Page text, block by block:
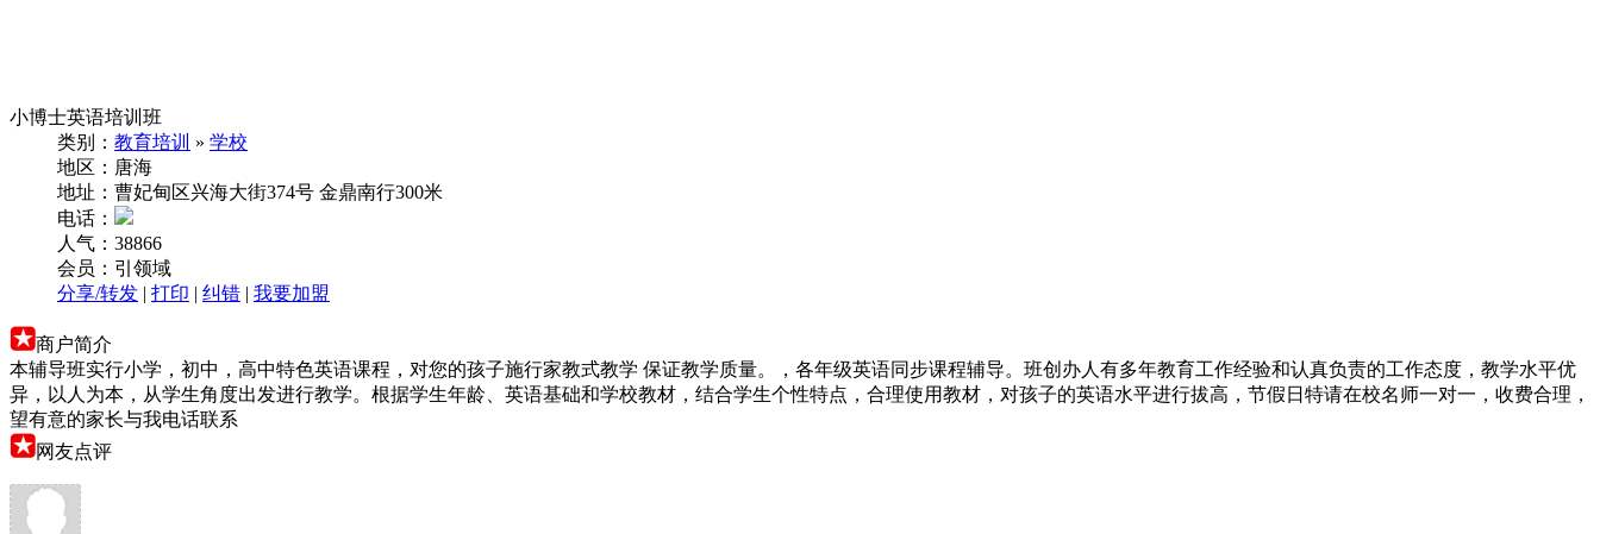
小博士英语培训班
类别： 教育培训 » 学校
地区：唐海
地址：曹妃甸区兴海大街374号 金鼎南行300米
电话：
人气：38866
会员：引领域
分享/转发 | 打印 | 纠错 | 我要加盟
商户简介
本辅导班实行小学，初中，高中特色英语课程，对您的孩子施行家教式教学 保证教学质量。，各年级英语同步课程辅导。班创办人有多年教育工作经验和认真负责的工作态度，教学水平优
异，以人为本，从学生角度出发进行教学。根据学生年龄、英语基础和学校教材，结合学生个性特点，合理使用教材，对孩子的英语水平进行拔高，节假日特请在校名师一对一，收费合理，
望有意的家长与我电话联系
网友点评